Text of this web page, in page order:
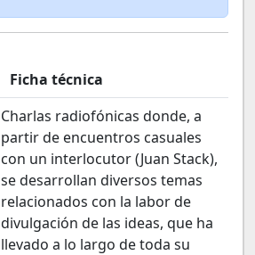
Ficha técnica
Charlas radiofónicas donde, a
partir de encuentros casuales
con un interlocutor (Juan Stack),
se desarrollan diversos temas
relacionados con la labor de
divulgación de las ideas, que ha
llevado a lo largo de toda su